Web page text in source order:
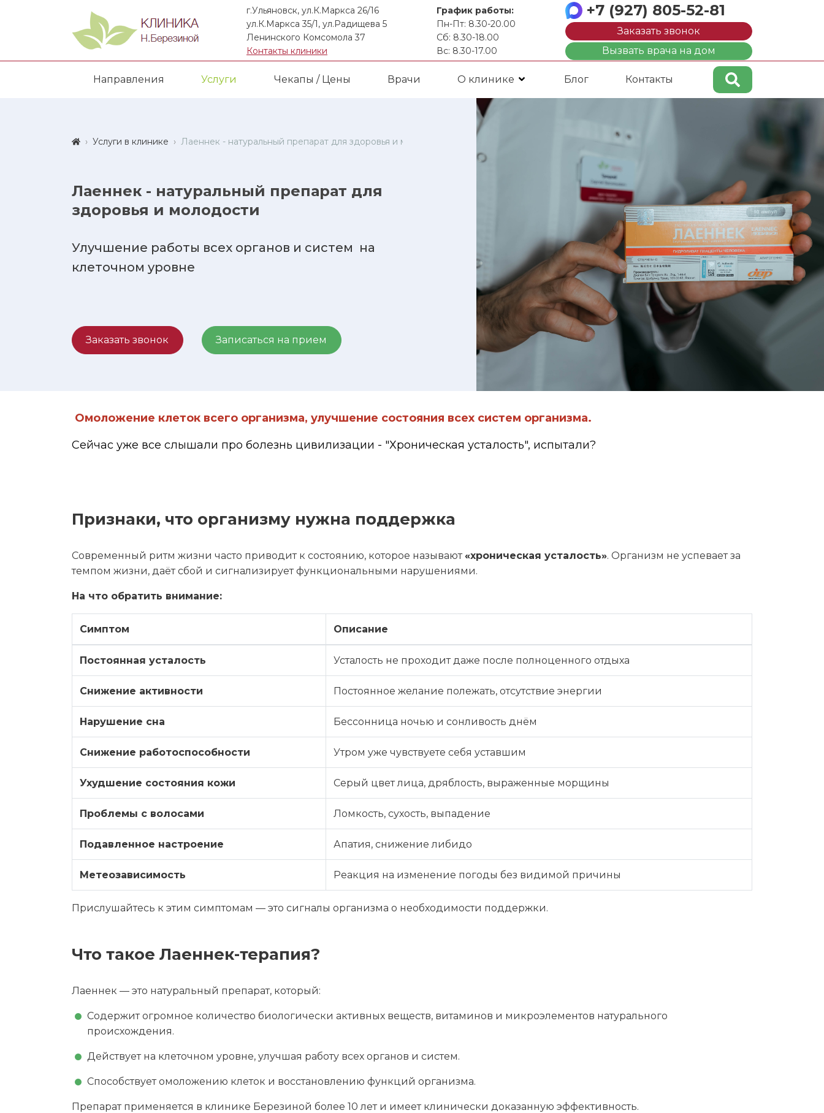
г.Ульяновск, ул.К.Маркса 26/16
ул.К.Маркса 35/1, ул.Радищева 5
Ленинского Комсомола 37
Контакты клиники
График работы:
Пн-Пт: 8.30-20.00
Сб: 8.30-18.00
Вс: 8.30-17.00
+7 (927) 805-52-81
Заказать звонок
Вызвать врача на дом
Направления Услуги Чекапы / Цены Врачи О клинике Блог Контакты
Услуги в клинике Лаеннек - натуральный препарат для здоровья и молодости
Лаеннек - натуральный препарат для
здоровья и молодости
Улучшение работы всех органов и систем на
клеточном уровне
Заказать звонок Записаться на прием
Омоложение клеток всего организма, улучшение состояния всех систем организма.
Сейчас уже все слышали про болезнь цивилизации - "Хроническая усталость", испытали?
Признаки, что организму нужна поддержка
Современный ритм жизни часто приводит к состоянию, которое называют«хроническая усталость». Организм не успевает за
темпом жизни, даёт сбой и сигнализирует функциональными нарушениями.
На что обратить внимание:
Симптом Описание
Постоянная усталость Усталость не проходит даже после полноценного отдыха
Снижение активности Постоянное желание полежать, отсутствие энергии
Нарушение сна Бессонница ночью и сонливость днём
Снижение работоспособности Утром уже чувствуете себя уставшим
Ухудшение состояния кожи Серый цвет лица, дряблость, выраженные морщины
Проблемы с волосами Ломкость, сухость, выпадение
Подавленное настроение Апатия, снижение либидо
Метеозависимость Реакция на изменение погоды без видимой причины
Прислушайтесь к этим симптомам — это сигналы организма о необходимости поддержки.
Что такое Лаеннек-терапия?
Лаеннек — это натуральный препарат, который:
Содержит огромное количество биологически активных веществ, витаминов и микроэлементов натурального
происхождения.
Действует на клеточном уровне, улучшая работу всех органов и систем.
Способствует омоложению клеток и восстановлению функций организма.
Препарат применяется в клинике Березиной более 10 лет и имеет клинически доказанную эффективность.